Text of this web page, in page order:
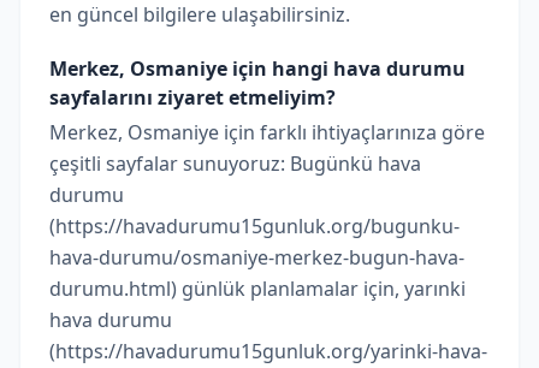
en güncel bilgilere ulaşabilirsiniz.
Merkez, Osmaniye için hangi hava durumu
sayfalarını ziyaret etmeliyim?
Merkez, Osmaniye için farklı ihtiyaçlarınıza göre
çeşitli sayfalar sunuyoruz: Bugünkü hava
durumu
(https://havadurumu15gunluk.org/bugunku-
hava-durumu/osmaniye-merkez-bugun-hava-
durumu.html) günlük planlamalar için, yarınki
hava durumu
(https://havadurumu15gunluk.org/yarinki-hava-